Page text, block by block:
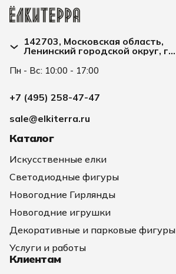
142703, Московская область,
Ленинский городской округ, г
Пн - Вс: 10:00 - 17:00
+7 (495) 258-47-47
sale@elkiterra.ru
Каталог
Искусственные елки
Светодиодные фигуры
Новогодние Гирлянды
Новогодние игрушки
Декоративные и парковые фигуры
Услуги и работы
Клиентам